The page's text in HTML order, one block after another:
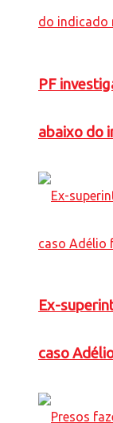
PF
abaixo do
Ex-
caso